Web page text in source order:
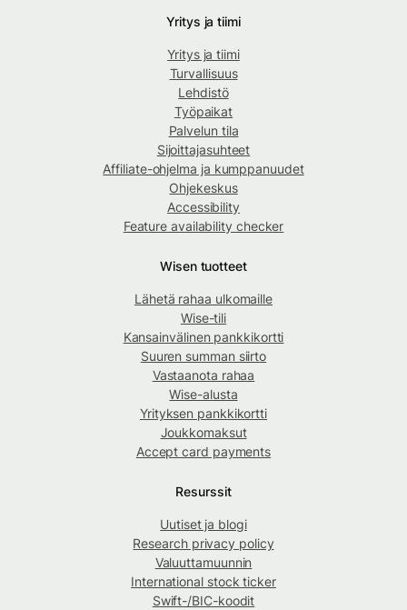
Yritys ja tiimi
Yritys ja tiimi
Turvallisuus
Lehdistö
Työpaikat
Palvelun tila
Sijoittajasuhteet
Affiliate-ohjelma ja kumppanuudet
Ohjekeskus
Accessibility
Feature availability checker
Wisen tuotteet
Lähetä rahaa ulkomaille
Wise-tili
Kansainvälinen pankkikortti
Suuren summan siirto
Vastaanota rahaa
Wise-alusta
Yrityksen pankkikortti
Joukkomaksut
Accept card payments
Resurssit
Uutiset ja blogi
Research privacy policy
Valuuttamuunnin
International stock ticker
Swift-/BIC-koodit